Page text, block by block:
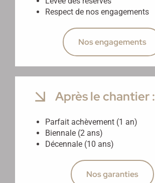
Respect de nos engagements
Nos engagements
Après le chantier :
Parfait achèvement (1 an)
Biennale (2 ans)
Décennale (10 ans)
Nos garanties